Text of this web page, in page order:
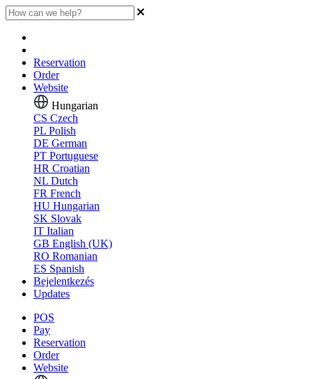
Reservation
Order
Website
Hungarian
CS Czech
PL Polish
DE German
PT Portuguese
HR Croatian
NL Dutch
FR French
HU Hungarian
SK Slovak
IT Italian
GB English (UK)
RO Romanian
ES Spanish
Bejelentkezés
Updates
POS
Pay
Reservation
Order
Website